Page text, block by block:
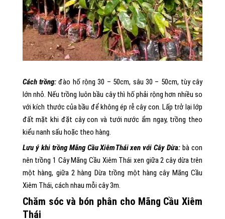
Cách trồng: đào hố rộng 30 – 50cm, sâu 30 – 50cm, tùy cây
lớn nhỏ. Nếu trồng luôn bầu cây thì hố phải rộng hơn nhiều so
với kích thước của bầu để không ép rễ cây con. Lấp trở lại lớp
đất mặt khi đặt cây con và tưới nước ẩm ngay, trồng theo
kiểu nanh sấu hoặc theo hàng.
Lưu ý khi trồng Mãng Cầu XiêmThái xen với Cây Dừa: bà con
nên trồng 1 Cây Mãng Cầu Xiêm Thái xen giữa 2 cây dừa trên
một hàng, giữa 2 hàng Dừa trồng một hàng cây Mãng Cầu
Xiêm Thái, cách nhau mỗi cây 3m.
Chăm sóc và bón phân cho Mãng Cầu Xiêm
Thái